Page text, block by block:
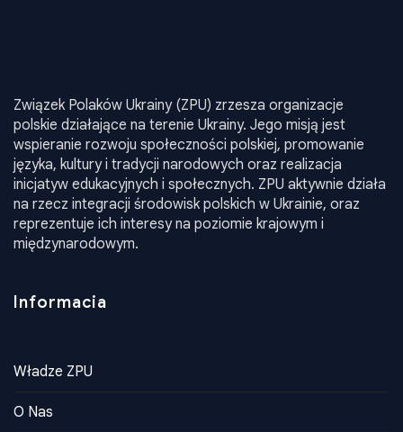
Związek Polaków Ukrainy (ZPU) zrzesza organizacje
polskie działające na terenie Ukrainy. Jego misją jest
wspieranie rozwoju społeczności polskiej, promowanie
języka, kultury i tradycji narodowych oraz realizacja
inicjatyw edukacyjnych i społecznych. ZPU aktywnie działa
na rzecz integracji środowisk polskich w Ukrainie, oraz
reprezentuje ich interesy na poziomie krajowym i